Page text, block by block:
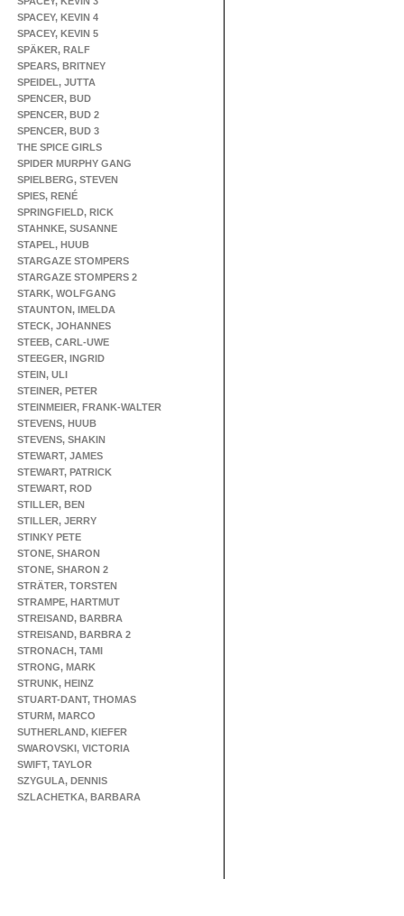
SPACEY, KEVIN 4
SPACEY, KEVIN 5
SPÄKER, RALF
SPEARS, BRITNEY
SPEIDEL, JUTTA
SPENCER, BUD
SPENCER, BUD 2
SPENCER, BUD 3
THE SPICE GIRLS
SPIDER MURPHY GANG
SPIELBERG, STEVEN
SPIES, RENÉ
SPRINGFIELD, RICK
STAHNKE, SUSANNE
STAPEL, HUUB
STARGAZE STOMPERS
STARGAZE STOMPERS 2
STARK, WOLFGANG
STAUNTON, IMELDA
STECK, JOHANNES
STEEB, CARL-UWE
STEEGER, INGRID
STEIN, ULI
STEINER, PETER
STEINMEIER, FRANK-WALTER
STEVENS, HUUB
STEVENS, SHAKIN
STEWART, JAMES
STEWART, PATRICK
STEWART, ROD
STILLER, BEN
STILLER, JERRY
STINKY PETE
STONE, SHARON
STONE, SHARON 2
STRÄTER, TORSTEN
STRAMPE, HARTMUT
STREISAND, BARBRA
STREISAND, BARBRA 2
STRONACH, TAMI
STRONG, MARK
STRUNK, HEINZ
STUART-DANT, THOMAS
STURM, MARCO
SUTHERLAND, KIEFER
SWAROVSKI, VICTORIA
SWIFT, TAYLOR
SZYGULA, DENNIS
SZLACHETKA, BARBARA